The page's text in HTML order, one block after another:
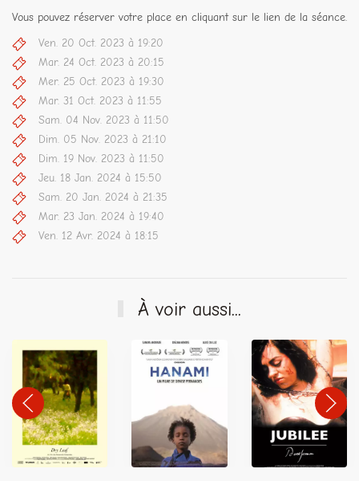
Vous pouvez réserver votre place en cliquant sur le lien de la séance.
Ven. 20 Oct. 2023 à 19:20
Mar. 24 Oct. 2023 à 20:15
Mer. 25 Oct. 2023 à 19:30
Mar. 31 Oct. 2023 à 11:55
Sam. 04 Nov. 2023 à 11:50
Dim. 05 Nov. 2023 à 21:10
Dim. 19 Nov. 2023 à 11:50
Jeu. 18 Jan. 2024 à 15:50
Sam. 20 Jan. 2024 à 21:35
Mar. 23 Jan. 2024 à 19:40
Ven. 12 Avr. 2024 à 18:15
À voir aussi...